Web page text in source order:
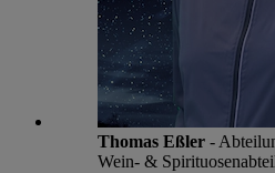
Thomas Eßler -
Wein- &